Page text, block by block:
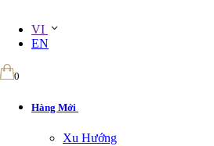
VI
EN
0
Hàng Mới
Xu Hướng